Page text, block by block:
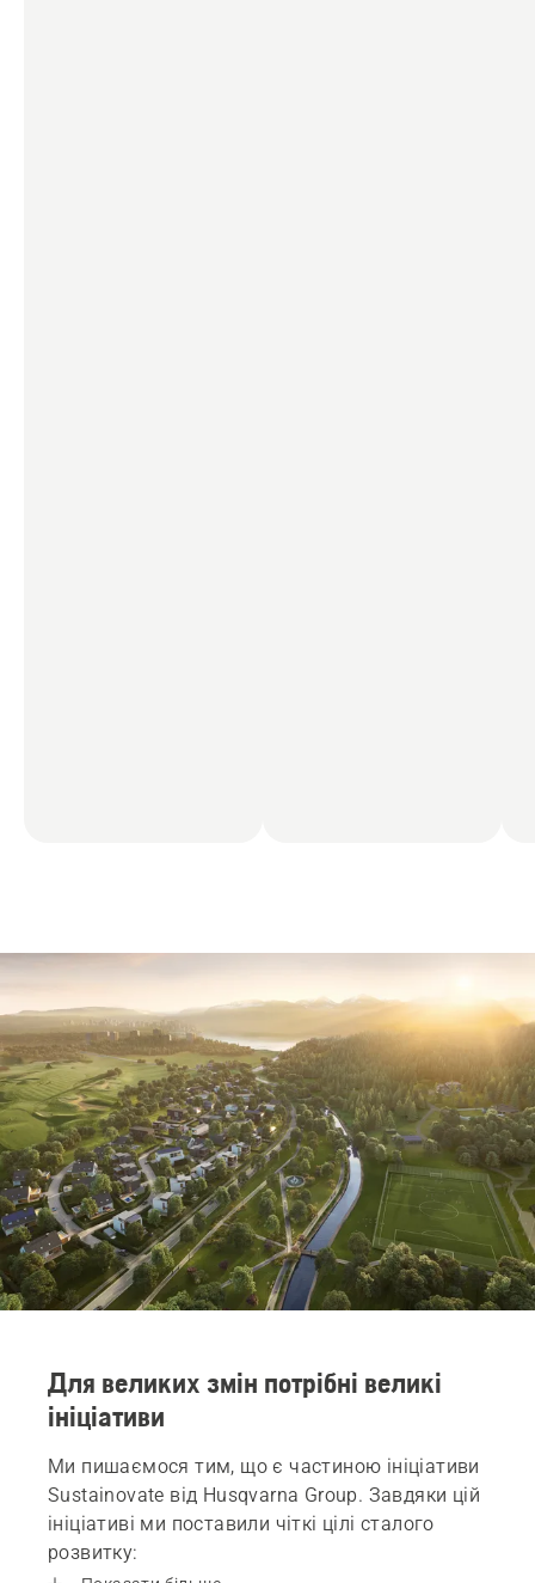
Для великих змін потрібні великі
ініціативи
Ми пишаємося тим, що є частиною ініціативи
Sustainovate від Husqvarna Group. Завдяки цій
ініціативі ми поставили чіткі цілі сталого
розвитку: